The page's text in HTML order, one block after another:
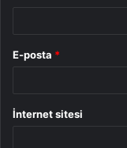
E-posta *
İnternet sitesi